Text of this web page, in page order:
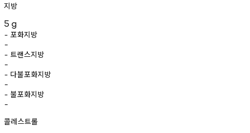
지방
5 g
- 포화지방
-
- 트랜스지방
-
- 다불포화지방
-
- 불포화지방
-
콜레스트롤